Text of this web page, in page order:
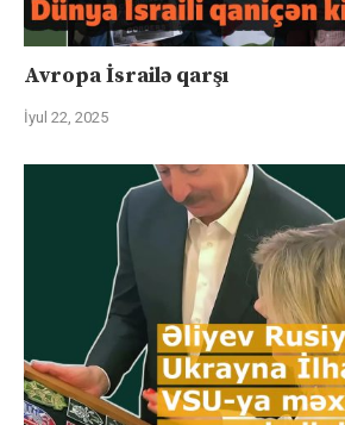
Avropa İsrailə qarşı
İyul 22, 2025